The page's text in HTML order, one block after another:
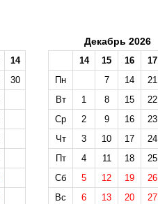
14
30
Декабрь 2026
14 15 16 17
Пн
7 14 21
Вт
1 8 15 22
Ср
2 9 16 23
Чт
3 10 17 24
Пт
4 11 18
25
Сб
5 12 19
26
Вс
6 13 20 27